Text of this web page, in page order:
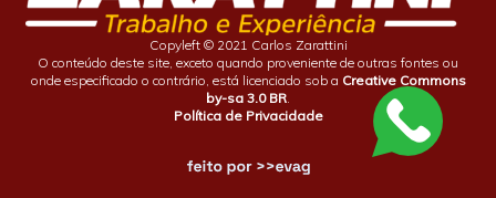
Copyleft © 2021 Carlos Zarattini
O conteúdo deste site, exceto quando proveniente de outras fontes ou
onde especificado o contrário, está licenciado sob a Creative Commons
by-sa 3.0 BR
Política de Privacidade